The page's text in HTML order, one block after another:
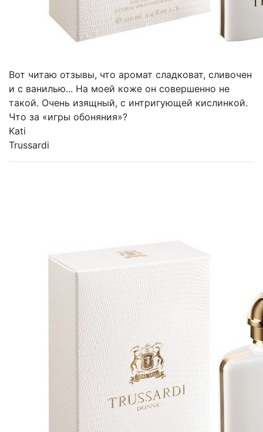
Вот читаю отзывы, что аромат сладковат, сливочен
и с ванилью... На моей коже он совершенно не
такой. Очень изящный, с интригующей кислинкой.
Что за «игры обоняния»?
Kati
Trussardi